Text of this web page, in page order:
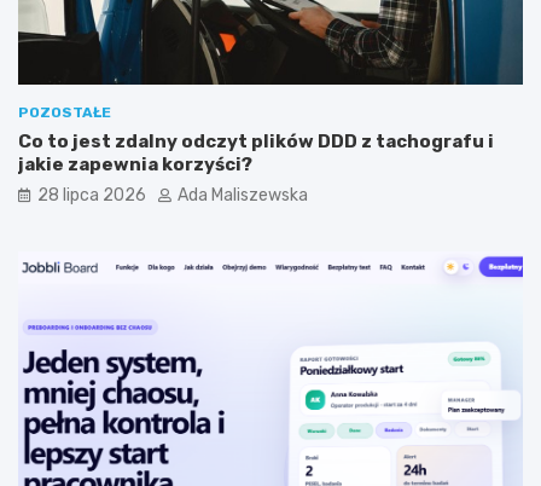
m
?
POZOSTAŁE
Co to jest zdalny odczyt plików DDD z tachografu i
jakie zapewnia korzyści?
28 lipca 2026 Ada Maliszewska